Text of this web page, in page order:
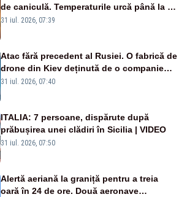
de caniculă. Temperaturile urcă până la 38
de grade, iar nopțile devin tropicale
31 iul. 2026, 07:39
Atac fără precedent al Rusiei. O fabrică de
drone din Kiev deținută de o companie
americană, distrusă de o rachetă
31 iul. 2026, 07:40
ITALIA: 7 persoane, dispărute după
prăbușirea unei clădiri în Sicilia | VIDEO
31 iul. 2026, 07:50
Alertă aeriană la graniță pentru a treia
oară în 24 de ore. Două aeronave